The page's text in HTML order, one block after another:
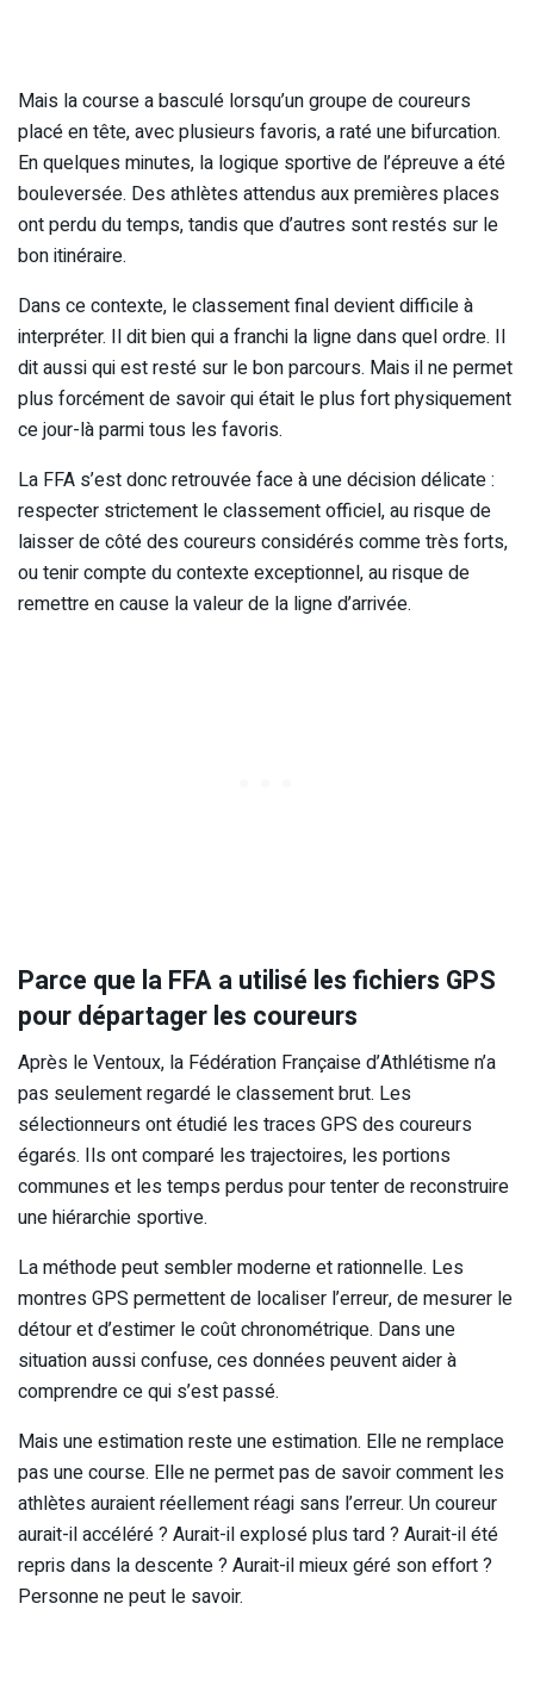
Mais la course a basculé lorsqu’un groupe de coureurs
placé en tête, avec plusieurs favoris, a raté une bifurcation.
En quelques minutes, la logique sportive de l’épreuve a été
bouleversée. Des athlètes attendus aux premières places
ont perdu du temps, tandis que d’autres sont restés sur le
bon itinéraire.
Dans ce contexte, le classement final devient difficile à
interpréter. Il dit bien qui a franchi la ligne dans quel ordre. Il
dit aussi qui est resté sur le bon parcours. Mais il ne permet
plus forcément de savoir qui était le plus fort physiquement
ce jour-là parmi tous les favoris.
La FFA s’est donc retrouvée face à une décision délicate :
respecter strictement le classement officiel, au risque de
laisser de côté des coureurs considérés comme très forts,
ou tenir compte du contexte exceptionnel, au risque de
remettre en cause la valeur de la ligne d’arrivée.
Parce que la FFA a utilisé les fichiers GPS
pour départager les coureurs
Après le Ventoux, la Fédération Française d’Athlétisme n’a
pas seulement regardé le classement brut. Les
sélectionneurs ont étudié les traces GPS des coureurs
égarés. Ils ont comparé les trajectoires, les portions
communes et les temps perdus pour tenter de reconstruire
une hiérarchie sportive.
La méthode peut sembler moderne et rationnelle. Les
montres GPS permettent de localiser l’erreur, de mesurer le
détour et d’estimer le coût chronométrique. Dans une
situation aussi confuse, ces données peuvent aider à
comprendre ce qui s’est passé.
Mais une estimation reste une estimation. Elle ne remplace
pas une course. Elle ne permet pas de savoir comment les
athlètes auraient réellement réagi sans l’erreur. Un coureur
aurait-il accéléré ? Aurait-il explosé plus tard ? Aurait-il été
repris dans la descente ? Aurait-il mieux géré son effort ?
Personne ne peut le savoir.